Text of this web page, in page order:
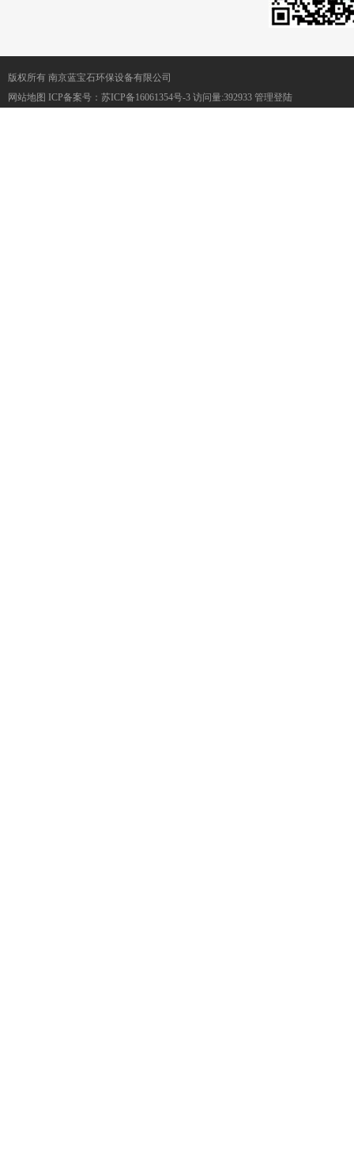
版权所有 南京蓝宝石环保设备有限公司
网站地图 ICP备案号： 苏ICP备16061354号-3 访问量:392933 管理登陆